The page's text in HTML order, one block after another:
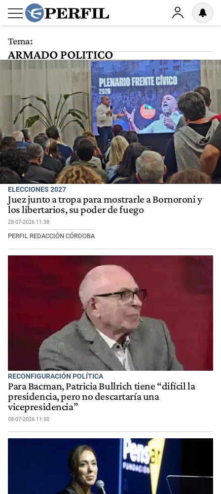
Tema:
ARMADO POLITICO
ELECCIONES 2027
Juez junto a tropa para mostrarle a Bornoroni y
los libertarios, su poder de fuego
28-07-2026 11:38
PERFIL REDACCIÓN CÓRDOBA
RECONFIGURACIÓN POLÍTICA
Para Bacman, Patricia Bullrich tiene “difícil la
presidencia, pero no descartaría una
vicepresidencia”
08-07-2026 11:50